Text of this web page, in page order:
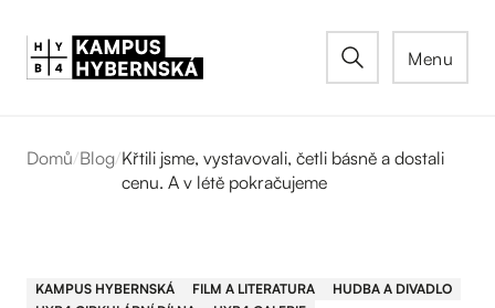
Menu
Domů/Blog/Křtili jsme, vystavovali, četli básně a dostali
cenu. A v létě pokračujeme
KAMPUS HYBERNSKÁ FILM A LITERATURA
HUDBA A DIVADLO